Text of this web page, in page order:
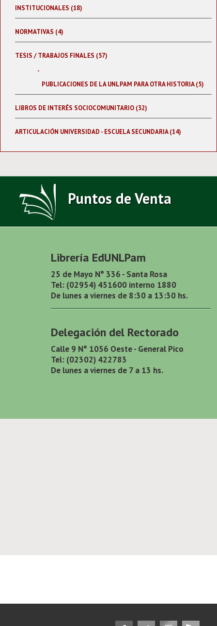
INSTITUCIONALES (18)
NORMATIVAS (4)
TESIS / TRABAJOS FINALES (57)
PUBLICACIONES DE LA UNLPAM PARA OTRA HISTORIA (5)
LIBROS DE INTERÉS SOCIOCOMUNITARIO (32)
ARTICULACIÓN UNIVERSIDAD - ESCUELA SECUNDARIA (14)
Puntos de Venta
Librería EdUNLPam
25 de Mayo N° 336 - Santa Rosa
Tel: (02954) 451600 interno 1880
De lunes a viernes de 8:30 a 13:30 hs.
Delegación del Rectorado
Calle 9 N° 1056 Oeste - General Pico
Tel: (02302) 422783
De lunes a viernes de 7 a 13 hs.